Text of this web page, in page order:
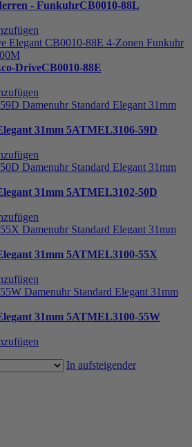
- FunkuhrCB0010-88L
DriveCB0010-88E
31mm 5ATMEL3106-59D
31mm 5ATMEL3102-50D
31mm 5ATMEL3100-55X
31mm 5ATMEL3100-55W
In aufsteigender